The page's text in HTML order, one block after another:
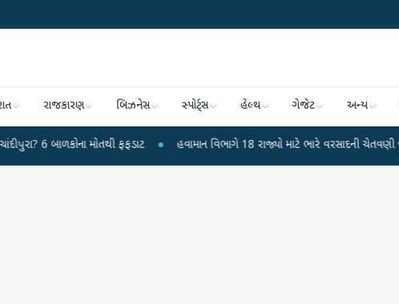
રાજકારણ બિઝનેસ સ્પોર્ટ્સ હેલ્થ ગેજેટ અન્ય
મોતથી ફફડાટ ● હવામાન વિભાગે 18 રાજ્યો માટે ભારે વરસાદની ચેતવણી જારી કરી ●